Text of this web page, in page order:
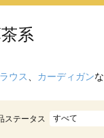
系
ウス カーディガン
ステータス すべて